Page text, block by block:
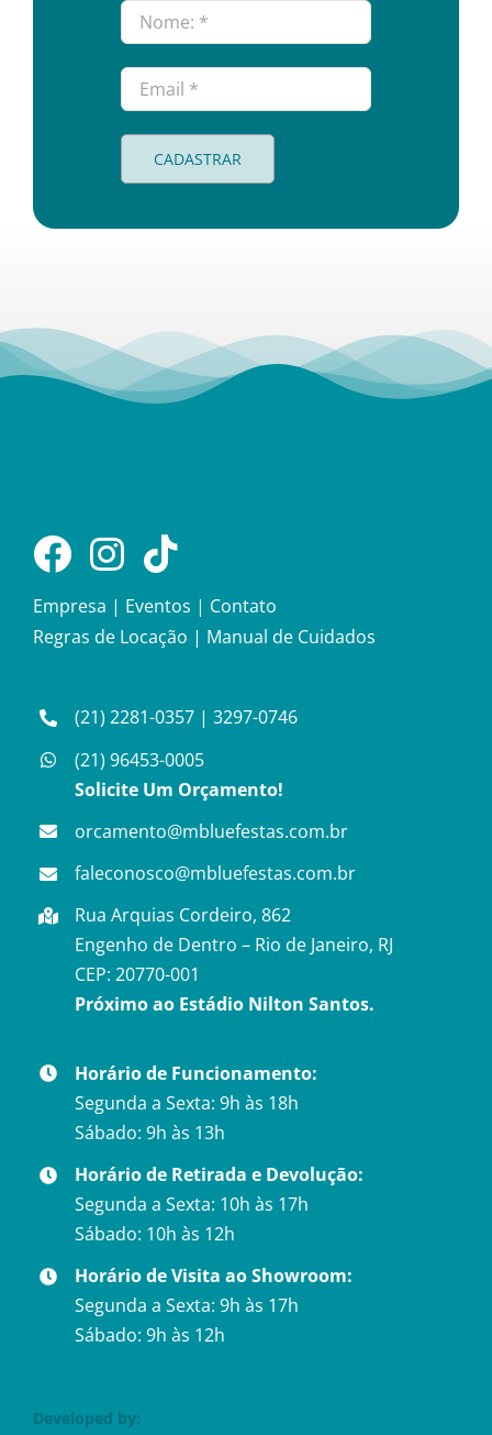
CADASTRAR
Empresa | Eventos | Contato
Regras de Locação | Manual de Cuidados
(21) 2281-0357 |3297-0746
(21) 96453-0005
Solicite Um Orçamento!
orcamento@mbluefestas.com.br
faleconosco@mbluefestas.com.br
Rua Arquias Cordeiro, 862
Engenho de Dentro – Rio de Janeiro, RJ
CEP: 20770-001
Próximo ao Estádio Nilton Santos.
Horário de Funcionamento:
Segunda a Sexta: 9h às 18h
Sábado: 9h às 13h
Horário de Retirada e Devolução:
Segunda a Sexta: 10h às 17h
Sábado: 10h às 12h
Horário de Visita ao Showroom:
Segunda a Sexta: 9h às 17h
Sábado: 9h às 12h
Developed by: